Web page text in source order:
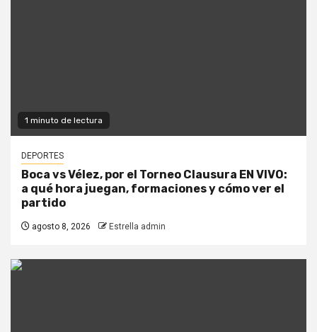
1 minuto de lectura
DEPORTES
Boca vs Vélez, por el Torneo Clausura EN VIVO:
a qué hora juegan, formaciones y cómo ver el
partido
agosto 8, 2026 Estrella admin